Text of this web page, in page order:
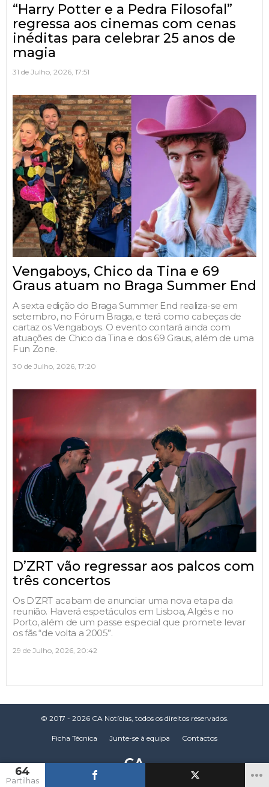
64
Partilhas
“Harry Potter e a Pedra Filosofal”
regressa aos cinemas com cenas
inéditas para celebrar 25 anos de
magia
31 de Julho, 2026, 17:51
Vengaboys, Chico da Tina e 69
Graus atuam no Braga Summer End
A sexta edição do Braga Summer End realiza-se em
setembro, no Fórum Braga, e terá como cabeças de
cartaz os Vengaboys. O evento contará ainda com
atuações de Chico da Tina e dos 69 Graus, além de uma
Fun Zone.
30 de Julho, 2026, 17:20
D’ZRT vão regressar aos palcos com
três concertos
Os D’ZRT acabam de anunciar uma nova etapa da
reunião. Haverá espetáculos em Lisboa, Algés e no
Porto, além de um passe especial que promete levar
os fãs “de volta a 2005”.
29 de Julho, 2026, 20:42
© 2017 - 2026 CA Notícias, todos os direitos reservados.
Ficha Técnica Junte-se à equipa Contactos